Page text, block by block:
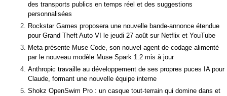
des transports publics en temps réel et des suggestions
personnalisées
Rockstar Games proposera une nouvelle bande-annonce étendue
pour Grand Theft Auto VI le jeudi 27 août sur Netflix et YouTube
Meta présente Muse Code, son nouvel agent de codage alimenté
par le nouveau modèle Muse Spark 1.2 mis à jour
Anthropic travaille au développement de ses propres puces IA pour
Claude, formant une nouvelle équipe interne
Shokz OpenSwim Pro : un casque tout-terrain qui domine dans et